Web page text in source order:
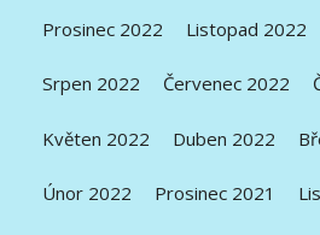
Prosinec 2022 Listopad 2022
Srpen 2022 Červenec 2022
Květen 2022 Duben 2022
Únor 2022 Prosinec 2021